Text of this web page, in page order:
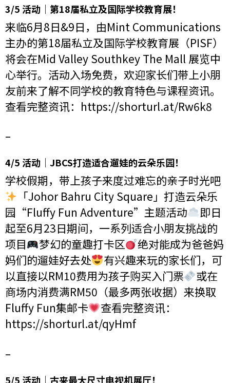
3/5 活动｜第18届私立及国际学校教育展！
来临6月8日&9日，由Mint Communications
主办的第18届私立及国际学校教育展（PISF）
将会在Mid Valley Southkey The Mall 展览中
心举行。活动入场免费，欢迎家长们带上小朋
友前来了解不同学校的教育特色与课程资讯。
查看完整资讯： https://shorturl.at/Rw6k8
–
4/5 活动｜JBCS打造适合遛娃的云朵乐园！
学校假期，带上孩子来度过难忘的亲子时光吧
「Johor Bahru City Square」打造云朵乐
园“Fluffy Fun Adventure”主题活动
即日
起至6月23日期间，一系列适合小朋友挑战的
项目
梦幻的童趣打卡区
绝对能成为爸爸妈
妈们的遛娃好去处
有兴趣来玩的家长们，可
以直接以RM10费用为孩子购买入门票
或在
商场内消费满RM50（最多两张收据）来换取
Fluffy Fun集邮卡
查看完整资讯：
https://shorturl.at/qyHmf
–
5/5 活动｜古来最大尺寸电视机展厅！